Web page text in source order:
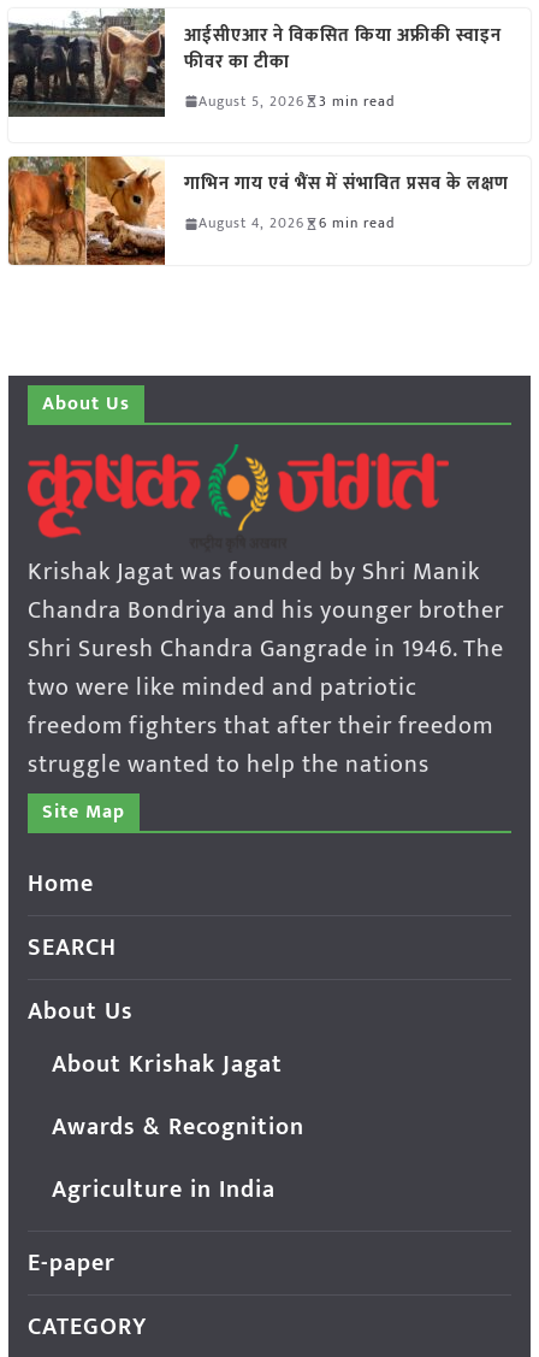
आईसीएआर ने विकसित किया अफ्रीकी स्वाइन
फीवर का टीका
August 5, 2026 3 min read
गाभिन गाय एवं भैंस में संभावित प्रसव के लक्षण
August 4, 2026 6 min read
About Us
Krishak Jagat was founded by Shri Manik
Chandra Bondriya and his younger brother
Shri Suresh Chandra Gangrade in 1946. The
two were like minded and patriotic
freedom fighters that after their freedom
struggle wanted to help the nations
Site Map
Home
SEARCH
About Us
About Krishak Jagat
Awards & Recognition
Agriculture in India
E-paper
CATEGORY